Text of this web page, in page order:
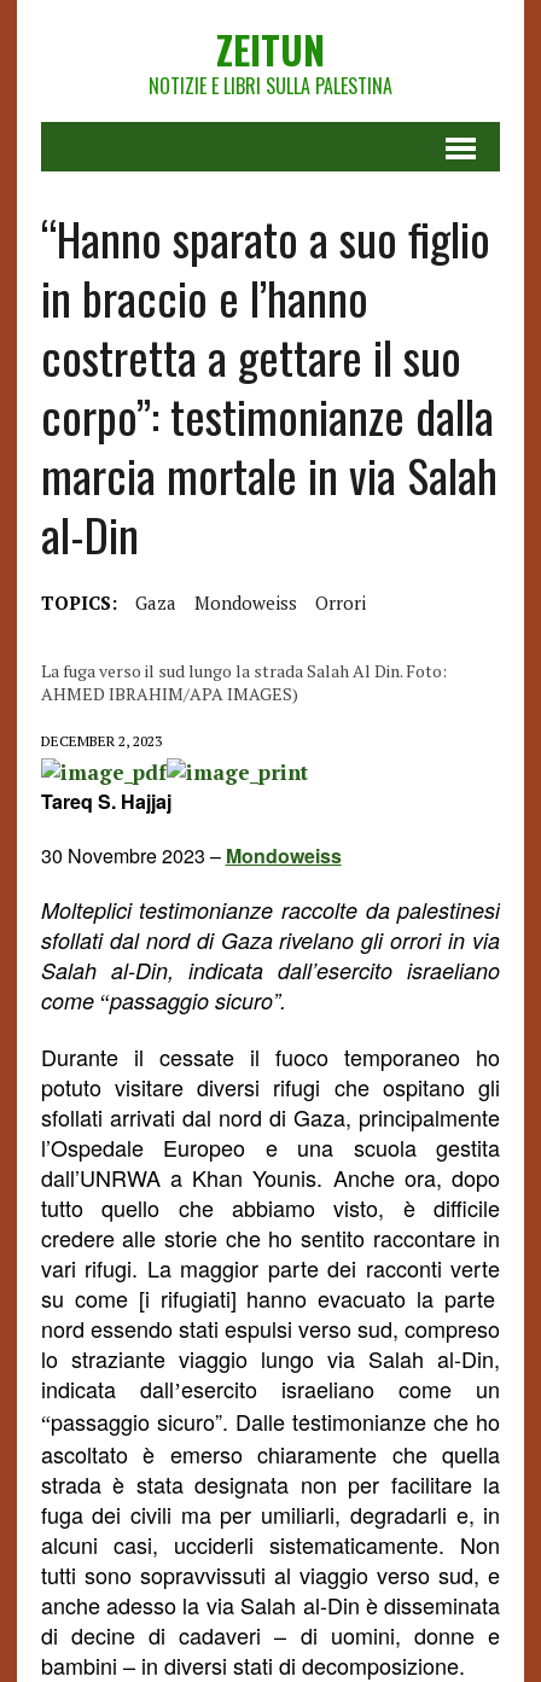
ZEITUN
NOTIZIE E LIBRI SULLA PALESTINA
“Hanno sparato a suo figlio
in braccio e l’hanno
costretta a gettare il suo
corpo”: testimonianze dalla
marcia mortale in via Salah
al-Din
TOPICS: Gaza Mondoweiss Orrori
La fuga verso il sud lungo la strada Salah Al Din. Foto:
AHMED IBRAHIM/APA IMAGES)
DECEMBER 2, 2023
Tareq S. Hajjaj
30 Novembre 2023 – Mondoweiss
Molteplici testimonianze raccolte da palestinesi
sfollati dal nord di Gaza rivelano gli orrori in via
Salah al-Din, indicata dall’esercito israeliano
come “passaggio sicuro”.
Durante il cessate il fuoco temporaneo ho
potuto visitare diversi rifugi che ospitano gli
sfollati arrivati dal nord di Gaza, principalmente
l’Ospedale Europeo e una scuola gestita
dall’UNRWA a Khan Younis. Anche ora, dopo
tutto quello che abbiamo visto, è difficile
credere alle storie che ho sentito raccontare in
vari rifugi. La maggior parte dei racconti verte
su come [i rifugiati] hanno evacuato la parte
nord essendo stati espulsi verso sud, compreso
lo straziante viaggio lungo via Salah al-Din,
indicata dall’esercito israeliano come un
“passaggio sicuro”. Dalle testimonianze che ho
ascoltato è emerso chiaramente che quella
strada è stata designata non per facilitare la
fuga dei civili ma per umiliarli, degradarli e, in
alcuni casi, ucciderli sistematicamente. Non
tutti sono sopravvissuti al viaggio verso sud, e
anche adesso la via Salah al-Din è disseminata
di decine di cadaveri – di uomini, donne e
bambini – in diversi stati di decomposizione.